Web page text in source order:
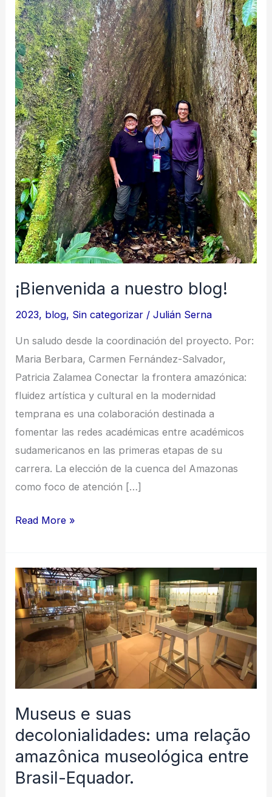
¡Bienvenida a nuestro blog!
2023, blog, Sin categorizar /Julián Serna
Un saludo desde la coordinación del proyecto. Por:
Maria Berbara, Carmen Fernández-Salvador,
Patricia Zalamea Conectar la frontera amazónica:
fluidez artística y cultural en la modernidad
temprana es una colaboración destinada a
fomentar las redes académicas entre académicos
sudamericanos en las primeras etapas de su
carrera. La elección de la cuenca del Amazonas
como foco de atención […]
¡Bienvenida
blog!
Read More »
Museus e suas
decolonialidades: uma relação
amazônica museológica entre
Brasil-Equador.